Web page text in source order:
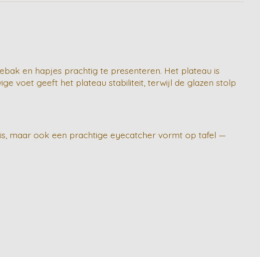
en hapjes prachtig te presenteren. Het plateau is
voet geeft het plateau stabiliteit, terwijl de glazen stolp
maar ook een prachtige eyecatcher vormt op tafel —